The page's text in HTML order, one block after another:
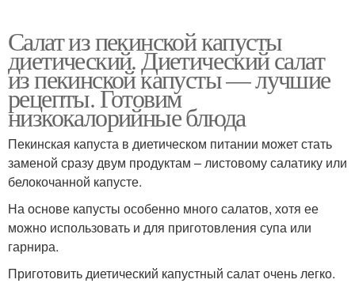
Салат из пекинской капусты
диетический. Диетический салат
из пекинской капусты — лучшие
рецепты. Готовим
низкокалорийные блюда
Пекинская капуста в диетическом питании может стать
заменой сразу двум продуктам – листовому салатику или
белокочанной капусте.
На основе капусты особенно много салатов, хотя ее
можно использовать и для приготовления супа или
гарнира.
Приготовить диетический капустный салат очень легко.